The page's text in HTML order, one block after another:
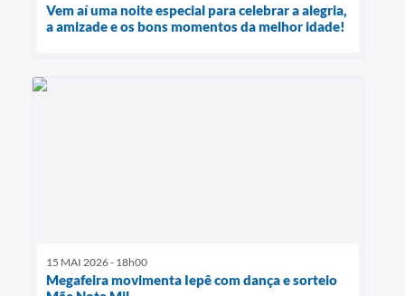
Vem aí uma noite especial para celebrar a alegria,
a amizade e os bons momentos da melhor idade!
15 MAI 2026 - 18h00
Megafeira movimenta Iepê com dança e sorteio